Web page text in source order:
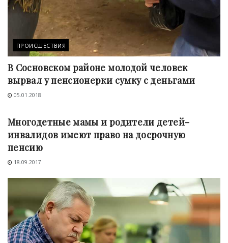
ПРОИСШЕСТВИЯ
В Сосновском районе молодой человек
вырвал у пенсионерки сумку с деньгами
05.01.2018
Многодетные мамы и родители детей-
инвалидов имеют право на досрочную
пенсию
18.09.2017